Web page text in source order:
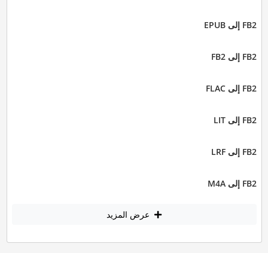
FB2 إلى EPUB
FB2 إلى FB2
FB2 إلى FLAC
FB2 إلى LIT
FB2 إلى LRF
FB2 إلى M4A
عرض المزيد